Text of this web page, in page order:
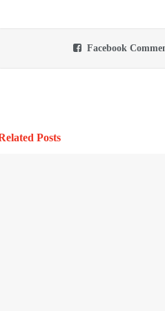
Facebook
Posts